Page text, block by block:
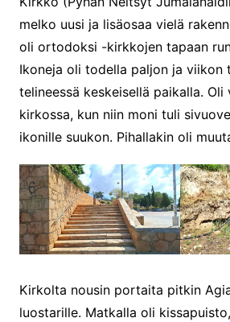
melko uusi ja lisäosaa vielä
oli ortodoksi -kirkkojen tapaan
Ikoneja oli todella paljon ja viikon
telineessä keskeisellä paikalla. Oli
kirkossa, kun niin moni tuli
ikonille suukon. Pihallakin oli
Kirkolta nousin portaita pitkin
luostarille. Matkalla oli